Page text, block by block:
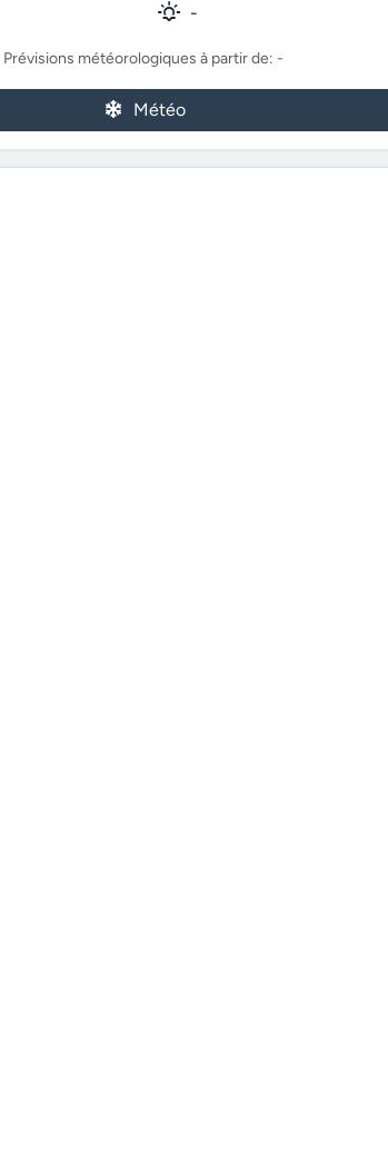
-
Prévisions météorologiques à partir de: -
Météo